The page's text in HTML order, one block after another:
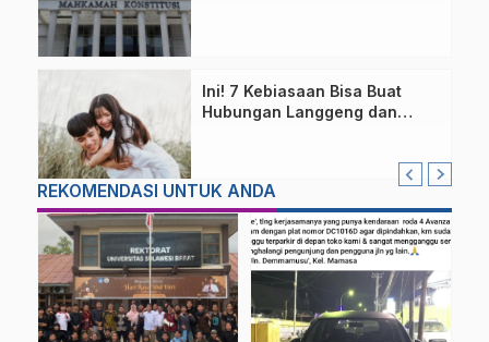
Ini! 7 Kebiasaan Bisa Buat
Hubungan Langgeng dan
REKOMENDASI UNTUK ANDA